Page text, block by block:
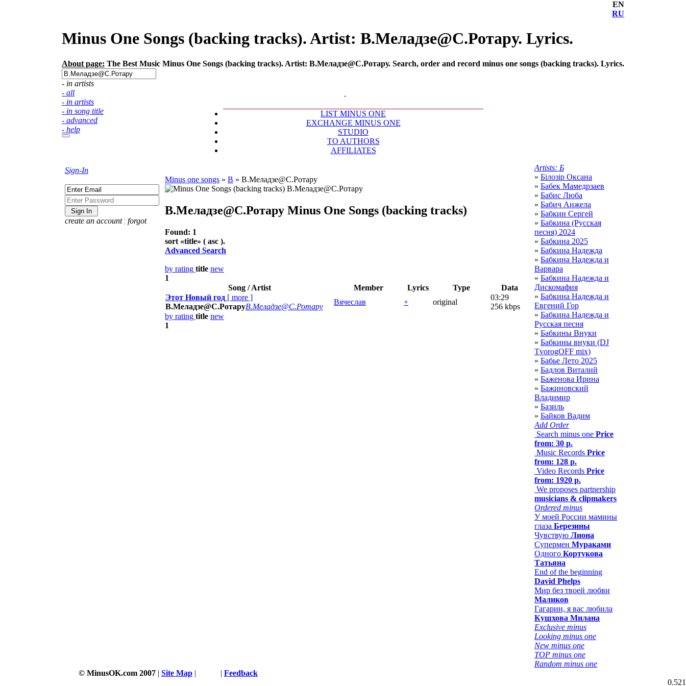
EN
RU
Minus One Songs (backing tracks). Artist: В.Меладзе@С.Ротару. Lyrics.
About page: The Best Music Minus One Songs (backing tracks). Artist: В.Меладзе@С.Ротару. Search, order and record minus one songs (backing tracks). Lyrics.
- in artists
- all
- in artists
- in song title
- advanced
- help
LIST MINUS ONE
EXCHANGE MINUS ONE
STUDIO
TO AUTHORS
AFFILIATES
Sign-In
create an account ¦ forgot
Minus one songs » В » В.Меладзе@С.Ротару
В.Меладзе@С.Ротару Minus One Songs (backing tracks)
Found: 1
sort «title» ( asc ).
Advanced Search
by rating title new
1
Song / Artist
Member Lyrics Type
Data
Этот Новый год [ more ]
В.Меладзе@С.РотаруВ.Меладзе@С.Ротару
Вячеслав + original
03:29
256 kbps
by rating title new
1
Artists: Б
» Білозір Оксана
» Бабек Мамедрзаев
» Бабис Люба
» Бабич Анжела
» Бабкин Сергей
» Бабкина (Русская
песня) 2024
» Бабкина 2025
» Бабкина Надежда
» Бабкина Надежда и
Варвара
» Бабкина Надежда и
Дискомафия
» Бабкина Надежда и
Евгений Гор
» Бабкина Надежда и
Русская песня
» Бабкины Внуки
» Бабкины внуки (DJ
TvorogOFF mix)
» Бабье Лето 2025
» Бадлов Виталий
» Баженова Ирина
» Бажиновский
Владимир
» Базиль
» Байков Вадим
Add Order
Search minus one Price
from: 30 р.
Music Records Price
from: 128 р.
Video Records Price
from: 1920 р.
We proposes partnership
musicians & clipmakers
Ordered minus
У моей России мамины
глаза Березины
Чувствую Лиона
Супермен Мураками
Одного Кортукова
Татьяна
End of the beginning
David Phelps
Мир без твоей любви
Маликов
Гагарин, я вас любила
Кушхова Милана
Exclusive minus
Looking minus one
New minus one
TOP minus one
Random minus one
© MinusOK.com 2007 | Site Map | | Feedback
0.521